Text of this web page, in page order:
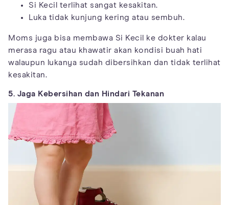
Si Kecil terlihat sangat kesakitan.
Luka tidak kunjung kering atau sembuh.
Moms juga bisa membawa Si Kecil ke dokter kalau
merasa ragu atau khawatir akan kondisi buah hati
walaupun lukanya sudah dibersihkan dan tidak terlihat
kesakitan.
5. Jaga Kebersihan dan Hindari Tekanan